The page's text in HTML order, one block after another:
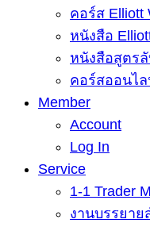
คอร์ส Elliott
หนังสือ
หนังสือสูตร
คอร์สออนไล
Member
Account
Log In
Service
1-1 Trader
งานบรรยา